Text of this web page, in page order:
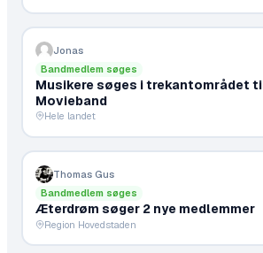
Jonas
Bandmedlem søges
Musikere søges i trekantområdet
Movieband
Hele landet
Thomas Gus
Bandmedlem søges
Æterdrøm søger 2 nye medlemmer
Region Hovedstaden